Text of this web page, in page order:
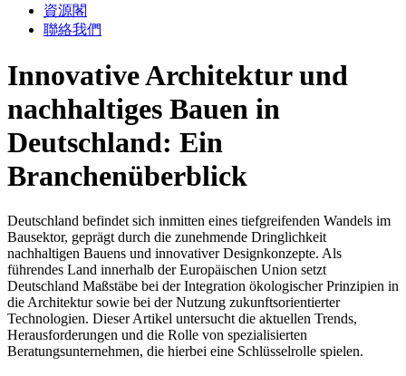
資源閣
聯絡我們
Innovative Architektur und
nachhaltiges Bauen in
Deutschland: Ein
Branchenüberblick
Deutschland befindet sich inmitten eines tiefgreifenden Wandels im
Bausektor, geprägt durch die zunehmende Dringlichkeit
nachhaltigen Bauens und innovativer Designkonzepte. Als
führendes Land innerhalb der Europäischen Union setzt
Deutschland Maßstäbe bei der Integration ökologischer Prinzipien in
die Architektur sowie bei der Nutzung zukunftsorientierter
Technologien. Dieser Artikel untersucht die aktuellen Trends,
Herausforderungen und die Rolle von spezialisierten
Beratungsunternehmen, die hierbei eine Schlüsselrolle spielen.